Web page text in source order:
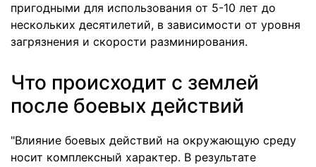
пригодными для использования от 5-10 лет до
нескольких десятилетий, в зависимости от уровня
загрязнения и скорости разминирования.
Что происходит с землей
после боевых действий
"Влияние боевых действий на окружающую среду
носит комплексный характер. В результате